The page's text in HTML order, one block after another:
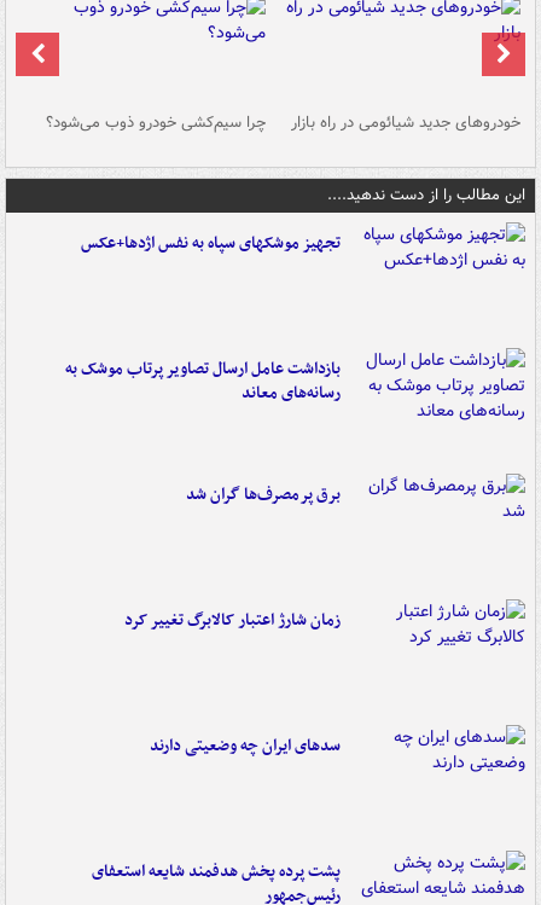
خودروهای جدید شیائومی در راه بازار چرا سیم‌کشی خودرو ذوب می‌شود؟
این مطالب را از دست ندهید....
تجهیز موشکهای سپاه به نفس اژدها+عکس
بازداشت عامل ارسال تصاویر پرتاب موشک به
رسانه‌های معاند
برق پرمصرف‌ها گران شد
زمان شارژ اعتبار کالابرگ تغییر کرد
سدهای ایران چه وضعیتی دارند
پشت پرده پخش هدفمند شایعه استعفای
رئیس‌جمهور